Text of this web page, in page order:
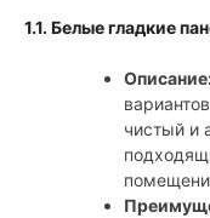
1.1. Белые гладкие
чистый и